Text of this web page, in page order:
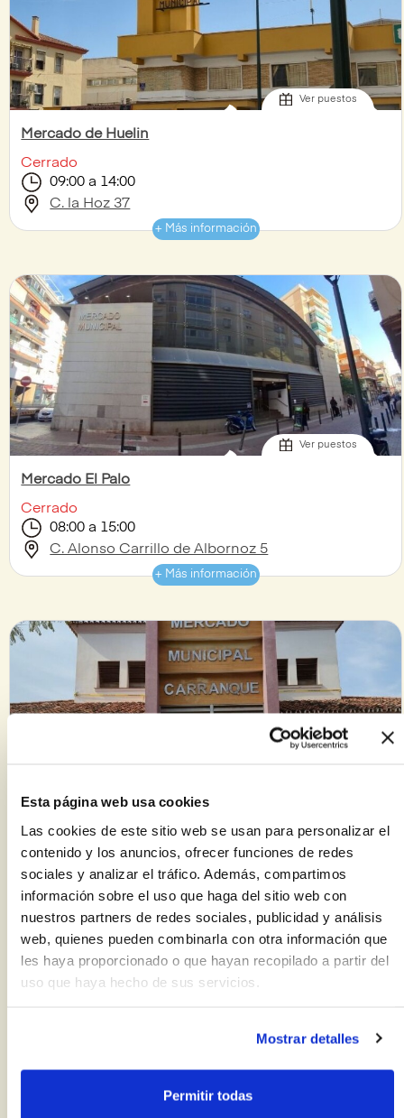
Esta página web usa cookies
Las cookies de este sitio web se usan para personalizar el
contenido y los anuncios, ofrecer funciones de redes
sociales y analizar el tráfico. Además, compartimos
información sobre el uso que haga del sitio web con
nuestros partners de redes sociales, publicidad y análisis
web, quienes pueden combinarla con otra información que
les haya proporcionado o que hayan recopilado a partir del
uso que haya hecho de sus servicios.
Mostrar detalles
Permitir todas
Ver puestos
Mercado de Huelin
Cerrado
09:00 a 14:00
C. la Hoz 37
+ Más información
Ver puestos
Mercado El Palo
Cerrado
08:00 a 15:00
C. Alonso Carrillo de Albornoz 5
+ Más información
Mercado de Carranque
Cerrado
08:00 a 15:00
C. Virgen de la Esperanza 18
+ Más información